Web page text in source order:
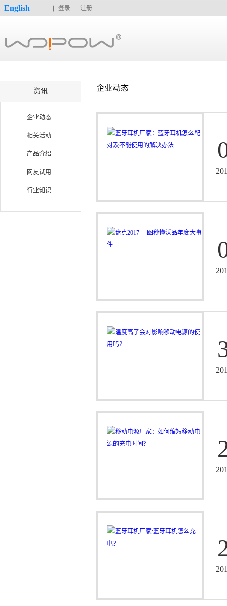
English 登录 注册
资讯
企业动态
相关活动
产品介绍
网友试用
行业知识
企业动态